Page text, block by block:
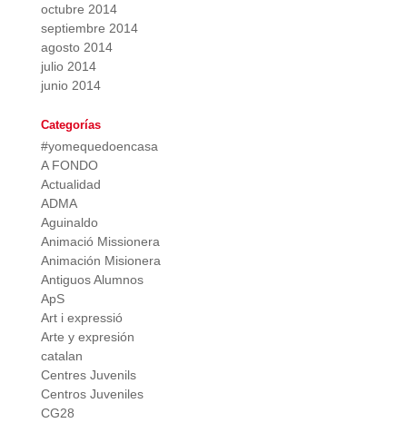
octubre 2014
septiembre 2014
agosto 2014
julio 2014
junio 2014
Categorías
#yomequedoencasa
A FONDO
Actualidad
ADMA
Aguinaldo
Animació Missionera
Animación Misionera
Antiguos Alumnos
ApS
Art i expressió
Arte y expresión
catalan
Centres Juvenils
Centros Juveniles
CG28